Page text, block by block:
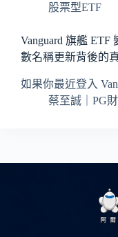
股票型ETF
Vanguard 旗艦
數名稱更新背後的
如果你最近登入
蔡至誠｜PG